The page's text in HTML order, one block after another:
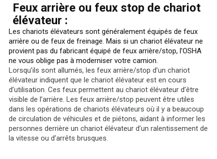
Feux arrière ou feux stop de chariot
élévateur :
Les chariots élévateurs sont généralement équipés de feux
arrière ou de feux de freinage. Mais si un chariot élévateur ne
provient pas du fabricant équipé de feux arrière/stop, l’OSHA
ne vous oblige pas à moderniser votre camion.
Lorsqu’ils sont allumés, les feux arrière/stop d’un chariot
élévateur indiquent que le chariot élévateur est en cours
d’utilisation. Ces feux permettent au chariot élévateur d’être
visible de l’arrière. Les feux arrière/stop peuvent être utiles
dans les opérations de chariots élévateurs où il y a beaucoup
de circulation de véhicules et de piétons, aidant à informer les
personnes derrière un chariot élévateur d’un ralentissement de
la vitesse ou d’arrêts brusques.